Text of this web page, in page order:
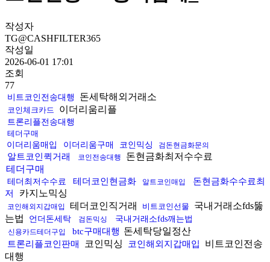
작성자
TG@CASHFILTER365
작성일
2026-06-01 17:01
조회
77
비트코인전송대행 돈세탁해외거래소
코인체크카드 이더리움리플
트론리플전송대행
테더구매
이더리움매입
이더리움구매 코인믹싱 검돈현금화문의
알트코인퀵거래 코인전송대행
돈현금화최저수수료
테더구매
테더최저수수료 테더코인현금화 알트코인매입
돈현금화수수료최
저
카지노믹싱
코인해외지갑매입 테더코인직거래 비트코인선물
국내거래소fds뚫
는법
언더돈세탁 검돈믹싱 국내거래소fds깨는법
신용카드테더구입 btc구매대행 돈세탁당일정산
트론리플코인판매 코인믹싱 코인해외지갑매입
비트코인전송
대행